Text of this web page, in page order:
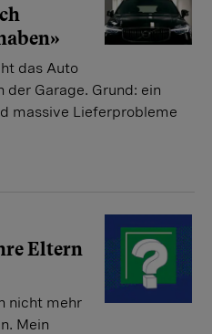
das Auto
der Garage. Grund: ein
massive Lieferprobleme
Eltern
nicht mehr
Mein